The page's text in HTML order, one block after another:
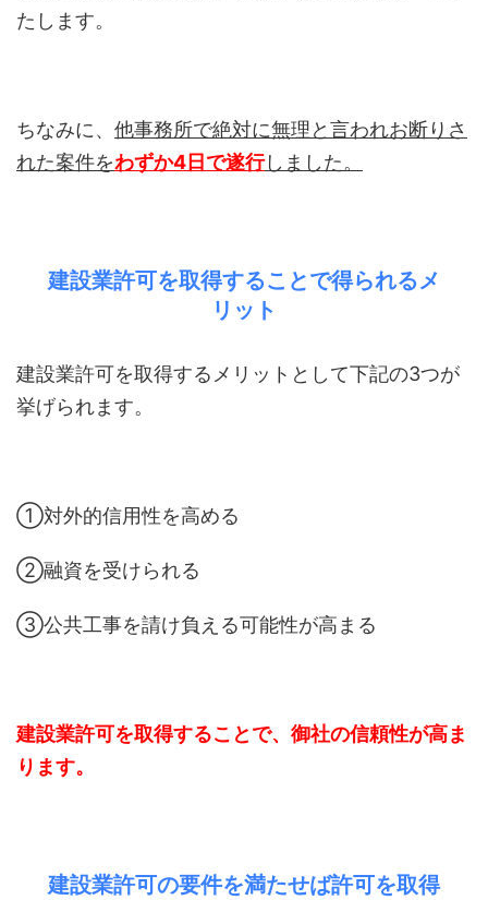
たします。
ちなみに、 他事務所で絶対に無理と言われお断りさ
れた案件をわずか4日で遂行しました。
建設業許可を取得することで得られるメ
リット
建設業許可を取得するメリットとして下記の3つが
挙げられます。
①対外的信用性を高める
②融資を受けられる
③公共工事を請け負える可能性が高まる
建設業許可を取得することで、御社の信頼性が高ま
ります。
建設業許可の要件を満たせば許可を取得